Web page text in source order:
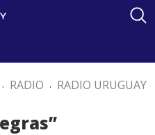
. RADIO . RADIO URUGUAY